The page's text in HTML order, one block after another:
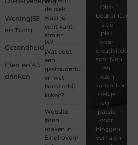
)
Woning
en Tuin
(59
)
Gezondheid
(47
)
Eten en
drinken
(43
)
de plek
waar je
echt kunt
stralen
Wat doet
een
gastouderbureau
en wat
komt erbij
kijken?
Website
laten
maken in
Eindhoven?
Obs-
beukenlaan.nl
is dé
plek
waar
creativiteit,
schrijven
en
lezen
samenkomen.
Heb je
een
passie
voor
bloggen,
verhalen